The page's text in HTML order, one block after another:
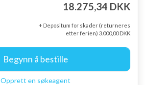
18.275,34 DKK
+ Depositum for skader (returneres
etter ferien) 3.000,00 DKK
Begynn å bestille
Opprett en søkeagent